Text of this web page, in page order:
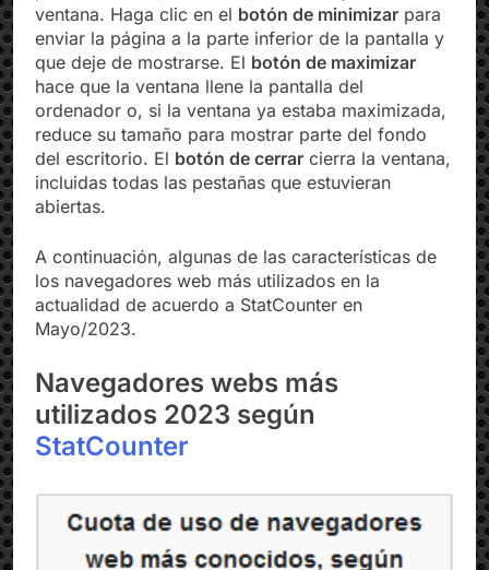
para minimizar, maximizar, restaurar y cerrar la
ventana. Haga clic en elbotón de minimizarpara
enviar la página a la parte inferior de la pantalla y
que deje de mostrarse. Elbotón de maximizar
hace que la ventana llene la pantalla del
ordenador o, si la ventana ya estaba maximizada,
reduce su tamaño para mostrar parte del fondo
del escritorio. Elbotón de cerrar cierra la ventana,
incluidas todas las pestañas que estuvieran
A continuación, algunas de las características de
los navegadores web más utilizados en la
actualidad de acuerdo a StatCounter en
Navegadores webs más
utilizados 2023 según
StatCounter